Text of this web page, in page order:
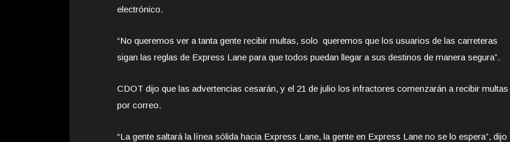
electrónico.
“No queremos ver a tanta gente recibir multas, solo queremos que los usuarios de las carreteras
sigan las reglas de Express Lane para que todos puedan llegar a sus destinos de manera segura”.
CDOT dijo que las advertencias cesarán, y el 21 de julio los infractores comenzarán a recibir multas
por correo.
“La gente saltará la línea sólida hacia Express Lane, la gente en Express Lane no se lo espera”, dijo